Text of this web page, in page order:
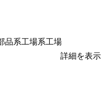
品系工場系工場
詳細を表示